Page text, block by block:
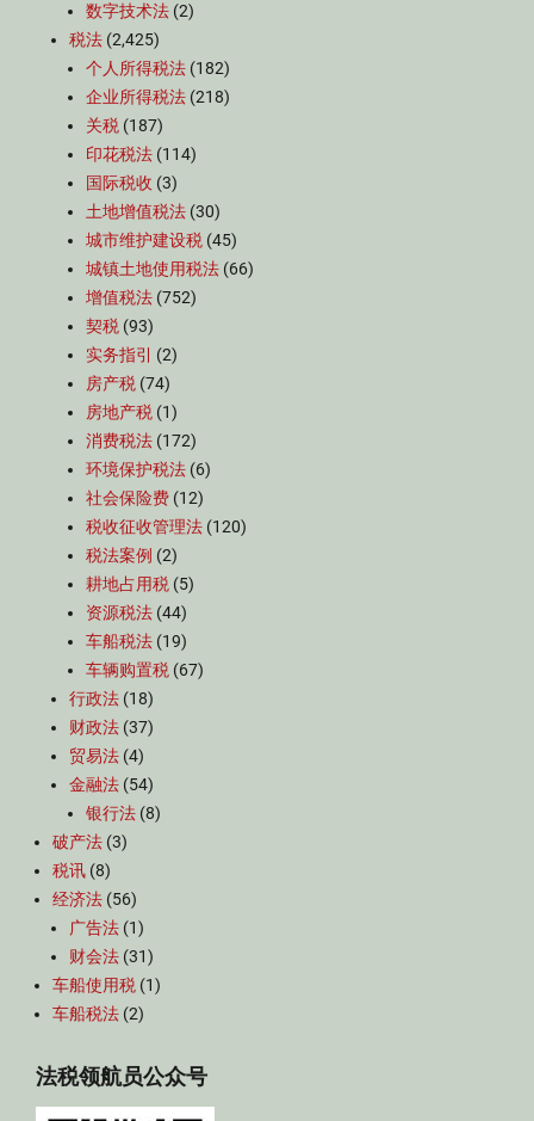
数字技术法 (2)
税法 (2,425)
个人所得税法 (182)
企业所得税法 (218)
关税 (187)
印花税法 (114)
国际税收 (3)
土地增值税法 (30)
城市维护建设税 (45)
城镇土地使用税法 (66)
增值税法 (752)
契税 (93)
实务指引
(2)
房产税 (74)
房地产税 (1)
消费税法 (172)
环境保护税法 (6)
社会保险费 (12)
税收征收管理法 (120)
税法案例 (2)
耕地占用税 (5)
资源税法 (44)
车船税法 (19)
车辆购置税 (67)
行政法 (18)
财政法 (37)
贸易法 (4)
金融法 (54)
银行法 (8)
破产法 (3)
税讯 (8)
经济法 (56)
广告法 (1)
财会法 (31)
车船使用税 (1)
车船税法 (2)
法税领航员公众号